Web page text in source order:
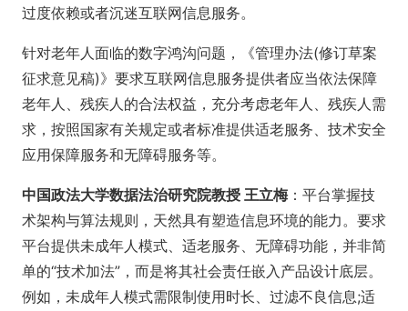
过度依赖或者沉迷互联网信息服务。
针对老年人面临的数字鸿沟问题，《管理办法(修订草案
征求意见稿)》要求互联网信息服务提供者应当依法保障
老年人、残疾人的合法权益，充分考虑老年人、残疾人需
求，按照国家有关规定或者标准提供适老服务、技术安全
应用保障服务和无障碍服务等。
中国政法大学数据法治研究院教授 王立梅：平台掌握技
术架构与算法规则，天然具有塑造信息环境的能力。要求
平台提供未成年人模式、适老服务、无障碍功能，并非简
单的“技术加法”，而是将其社会责任嵌入产品设计底层。
例如，未成年人模式需限制使用时长、过滤不良信息;适